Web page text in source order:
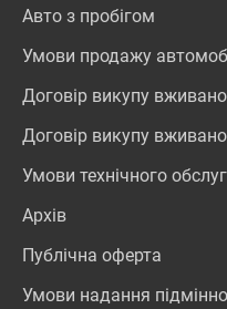
Авто з пробігом
Умови продажу
Договір викупу
Договір викупу
Умови технічного
Архів
Публічна оферта
Умови надання